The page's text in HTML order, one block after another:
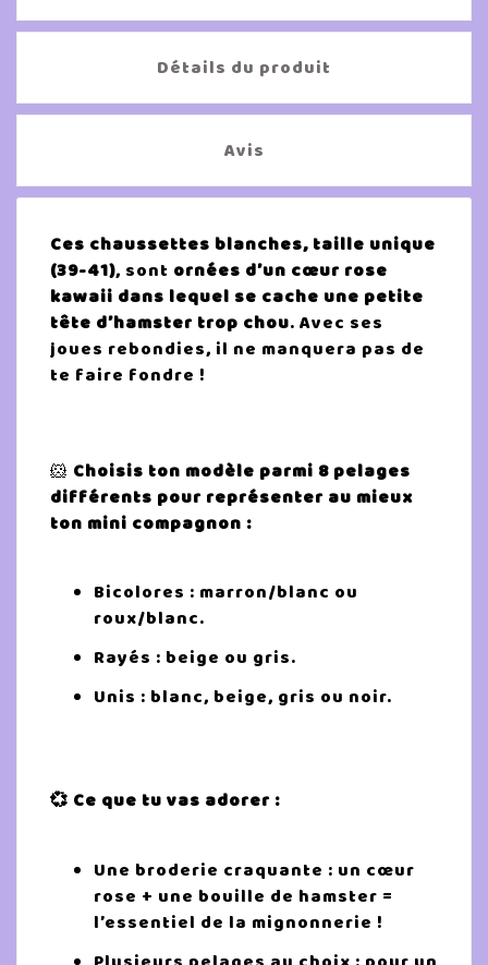
Détails du produit
Avis
Ces chaussettes blanches, taille unique
(39-41), sont ornées d’un cœur rose
kawaii dans lequel se cache une petite
tête d’hamster trop chou. Avec ses
joues rebondies, il ne manquera pas de
te faire fondre !
🐹 Choisis ton modèle parmi 8 pelages
différents pour représenter au mieux
ton mini compagnon :
Bicolores : marron/blanc ou
roux/blanc.
Rayés : beige ou gris.
Unis : blanc, beige, gris ou noir.
💞 Ce que tu vas adorer :
Une broderie craquante : un cœur
rose + une bouille de hamster =
l’essentiel de la mignonnerie !